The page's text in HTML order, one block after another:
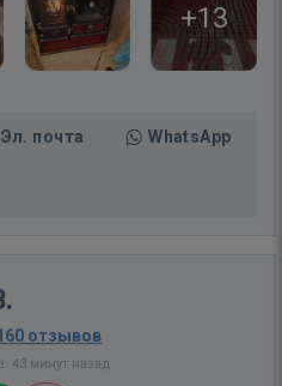
+13
Эл. почта WhatsApp
отзывов
43 минут назад